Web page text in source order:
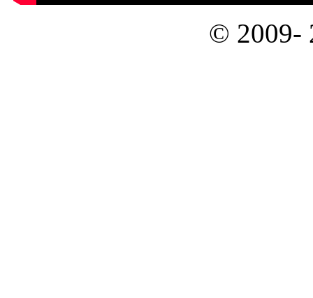
© 2009-